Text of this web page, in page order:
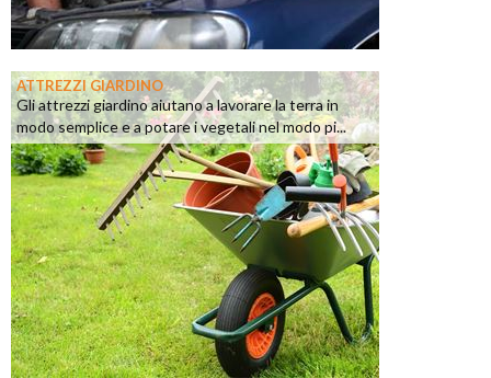
ATTREZZI GIARDINO
Gli attrezzi giardino aiutano a lavorare la terra in
modo semplice e a potare i vegetali nel modo pi...